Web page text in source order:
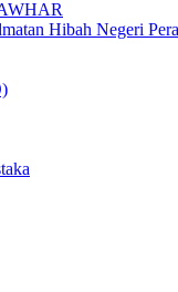
Hibah Negeri